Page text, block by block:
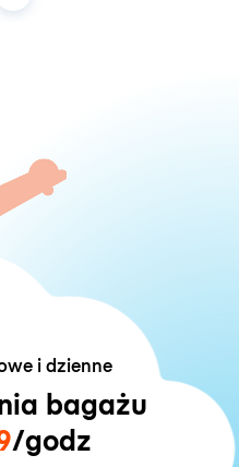
i dzienne
bagażu
/godz